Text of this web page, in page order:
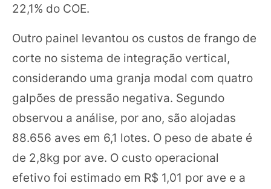
22,1% do COE.
Outro painel levantou os custos de frango de
corte no sistema de integração vertical,
considerando uma granja modal com quatro
galpões de pressão negativa. Segundo
observou a análise, por ano, são alojadas
88.656 aves em 6,1 lotes. O peso de abate é
de 2,8kg por ave. O custo operacional
efetivo foi estimado em R$ 1,01 por ave e a